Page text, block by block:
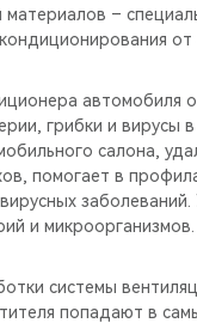
материалов –
от
автомобиля
грибки и вирусы в
салона,
помогает в
заболеваний.
и микроорганизмов.
системы
попадают в